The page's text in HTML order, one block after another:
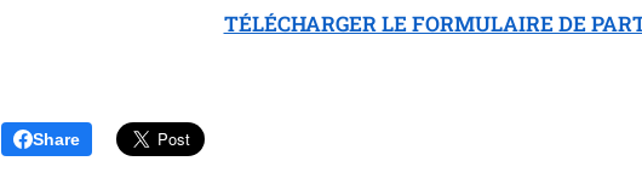
TÉLÉCHARGER LE FORMULAIRE DE
Share